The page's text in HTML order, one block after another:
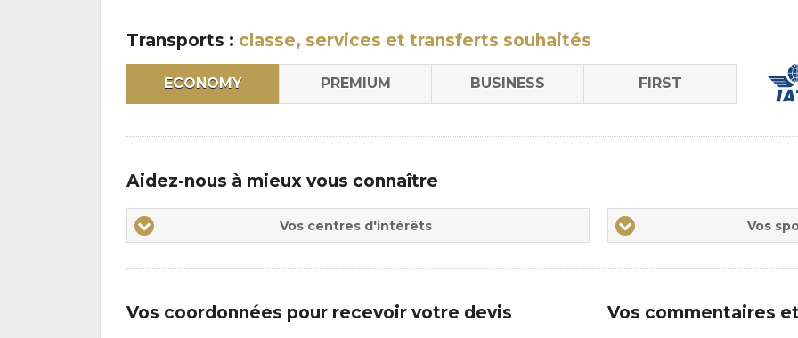
Transports : classe, services et transferts souhaités
ECONOMY PREMIUM BUSINESS FIRST
Aidez-nous à mieux vous connaître
Vos
centres
Vos centres d'intérêts
Vos
sports
Vos
Vos coordonnées pour recevoir votre devis Vos commentaires